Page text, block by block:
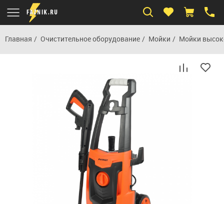
Главная Очистительное оборудование Мойки Мойки